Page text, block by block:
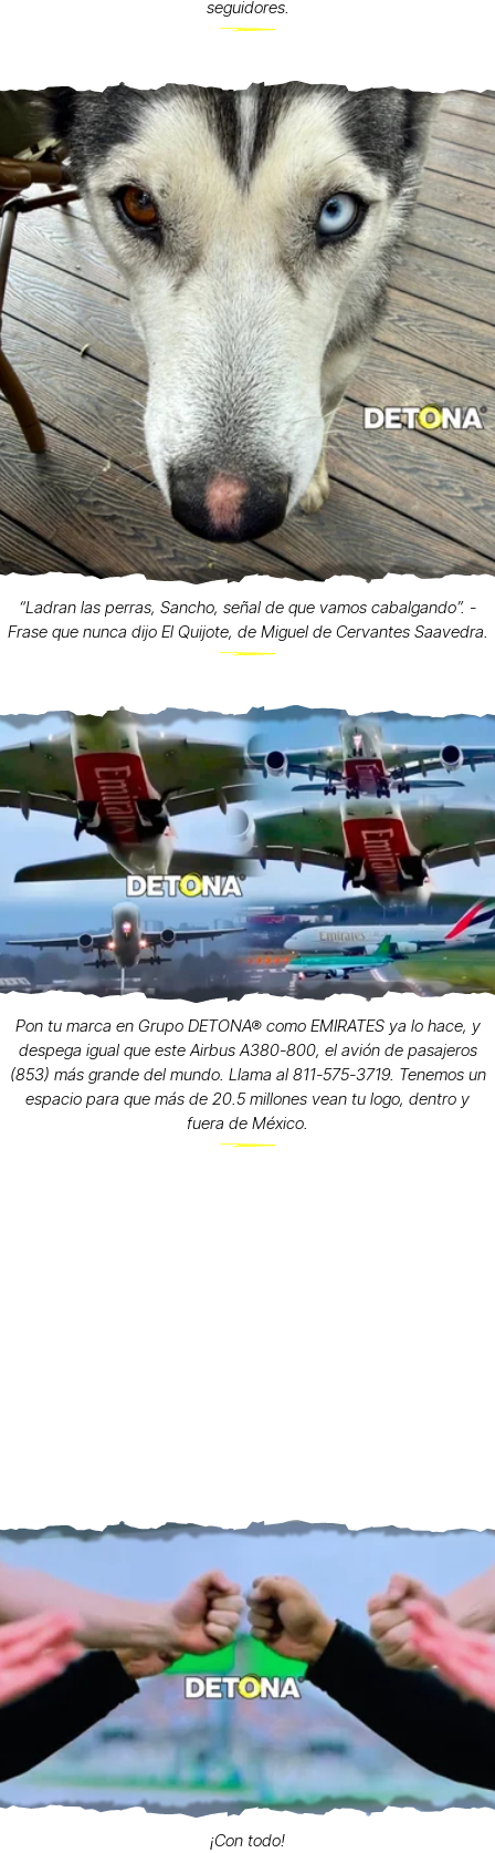
seguidores.
“Ladran las perras, Sancho, señal de que vamos cabalgando”. -
Frase que nunca dijo El Quijote, de Miguel de Cervantes Saavedra.
Pon tu marca en Grupo DETONA® como EMIRATES ya lo hace, y
despega igual que este Airbus A380-800, el avión de pasajeros
(853) más grande del mundo. Llama al 811-575-3719. Tenemos un
espacio para que más de 20.5 millones vean tu logo, dentro y
fuera de México.
¡Con todo!